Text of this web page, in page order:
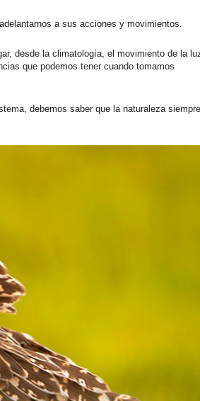
a sus acciones y movimientos.
desde la climatología, el movimiento de la
que podemos tener cuando tomamos
debemos saber que la naturaleza siempre